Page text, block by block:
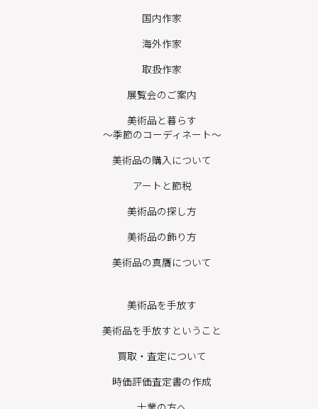
国内作家
海外作家
取扱作家
展覧会のご案内
美術品と暮らす
〜季節のコーディネート〜
美術品の購入について
アートと節税
美術品の探し方
美術品の飾り方
美術品の真贋について
美術品を手放す
美術品を手放すということ
買取・査定について
時価評価査定書の作成